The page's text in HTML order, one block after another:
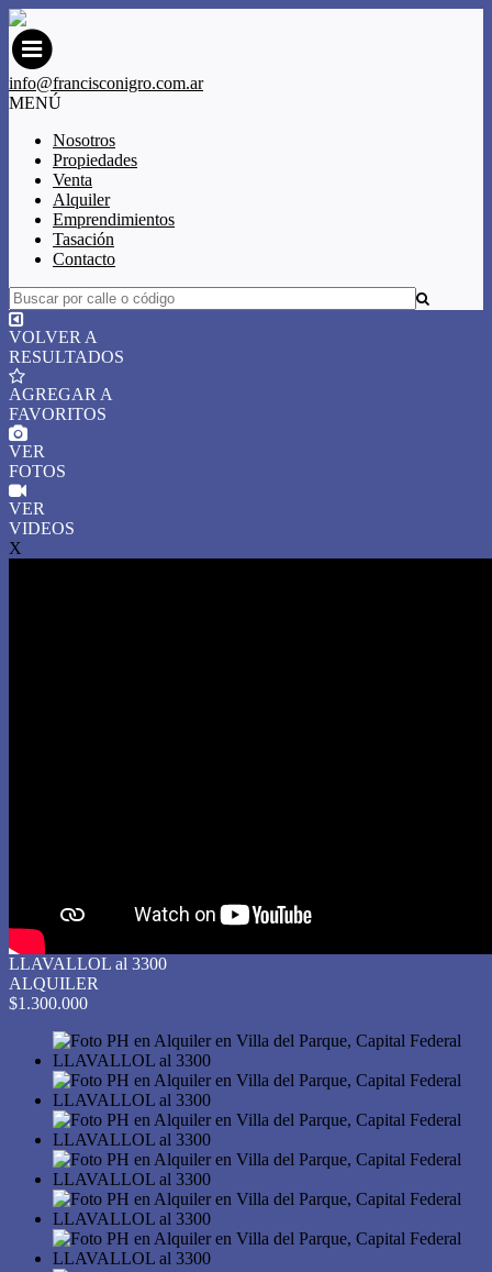
info@francisconigro.com.ar
MENÚ
Nosotros
Propiedades
Venta
Alquiler
Emprendimientos
Tasación
Contacto
VOLVER A
RESULTADOS
AGREGAR A
FAVORITOS
VER
FOTOS
VER
VIDEOS
X
LLAVALLOL al 3300
ALQUILER
$1.300.000